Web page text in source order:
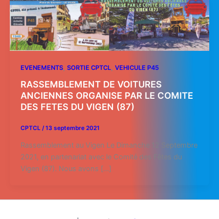
EVENEMENTS, SORTIE CPTCL, VEHICULE P45
RASSEMBLEMENT DE VOITURES
ANCIENNES ORGANISE PAR LE COMITE
DES FETES DU VIGEN (87)
CPTCL /13 septembre 2021
Rassemblement au Vigen Le Dimanche 12 Septembre
2021, en partenariat avec le Comité des Fêtes du
Vigen (87). Nous avons […]